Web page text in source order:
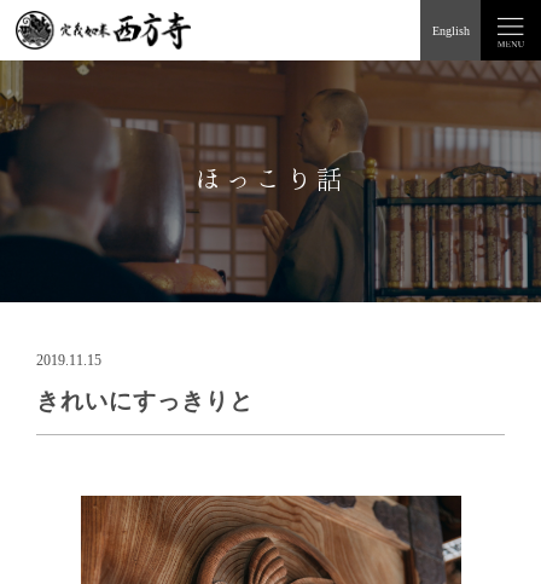
English
ほっこり話
2019.11.15
きれいにすっきりと